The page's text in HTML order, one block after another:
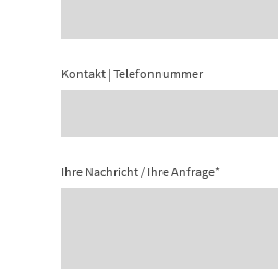
Kontakt | Telefonnummer
Ihre Nachricht / Ihre Anfrage*